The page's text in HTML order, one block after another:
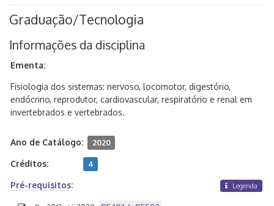
Graduação/Tecnologia
Informações da disciplina
Ementa:
Fisiologia dos sistemas: nervoso, locomotor, digestório,
endócrino, reprodutor, cardiovascular, respiratório e renal em
invertebrados e vertebrados.
Ano de Catálogo: 2020
Créditos: 4
Pré-requisitos: Legenda